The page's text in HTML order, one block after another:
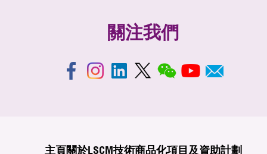
關注我們
主頁 關於LSCM技術商品化項目及資助計劃